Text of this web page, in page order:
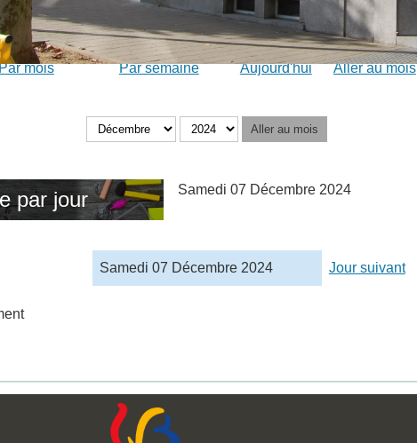
mois Par semaine Aujourd'hui Aller au mois
Aller au mois
par jour Samedi 07 Décembre 2024
Samedi 07 Décembre 2024 Jour suivant